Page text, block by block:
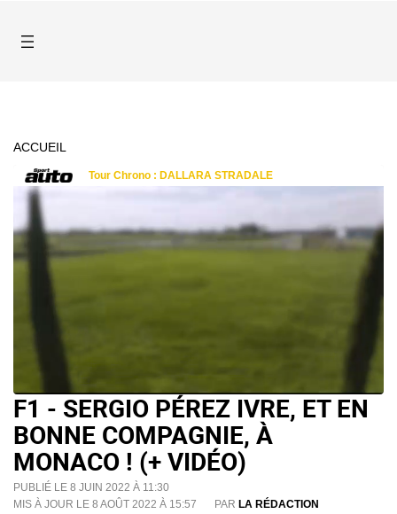
ACCUEIL
F1 - SERGIO PÉREZ IVRE, ET EN
BONNE COMPAGNIE, À
MONACO ! (+ VIDÉO)
PUBLIÉ LE 8 JUIN 2022 À 11:30
MIS À JOUR LE 8 AOÛT 2022 À 15:57
PAR LA RÉDACTION